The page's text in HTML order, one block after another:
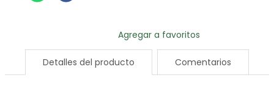
Detalles del producto Comentarios